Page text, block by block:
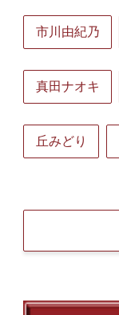
市川由紀乃
真田ナオキ
丘みどり